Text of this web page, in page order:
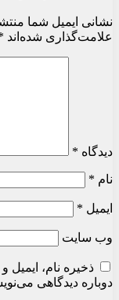
نشانی ایمیل شما
علامت‌گذاری شده‌اند
دیدگاه *
نام *
ایمیل *
وب‌ سایت
ذخیره نام،
دوباره دیدگاهی